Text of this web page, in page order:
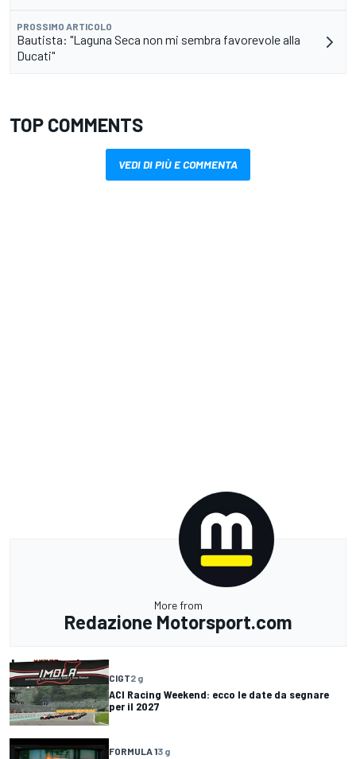
PROSSIMO ARTICOLO
Bautista: "Laguna Seca non mi sembra favorevole alla
Ducati"
TOP COMMENTS
VEDI DI PIÙ E COMMENTA
More from
Redazione Motorsport.com
CIGT2 g
ACI Racing Weekend: ecco le date da segnare
per il 2027
FORMULA 13 g